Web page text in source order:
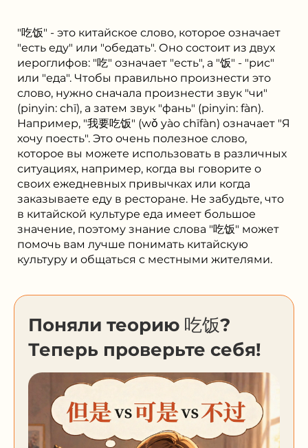
"吃饭" - это китайское слово, которое означает
"есть еду" или "обедать". Оно состоит из двух
иероглифов: "吃" означает "есть", а "饭" - "рис"
или "еда". Чтобы правильно произнести это
слово, нужно сначала произнести звук "чи"
(pinyin: chī), а затем звук "фань" (pinyin: fàn).
Например, "我要吃饭" (wǒ yào chīfàn) означает "Я
хочу поесть". Это очень полезное слово,
которое вы можете использовать в различных
ситуациях, например, когда вы говорите о
своих ежедневных привычках или когда
заказываете еду в ресторане. Не забудьте, что
в китайской культуре еда имеет большое
значение, поэтому знание слова "吃饭" может
помочь вам лучше понимать китайскую
культуру и общаться с местными жителями.
Поняли теорию 吃饭?
Теперь проверьте себя!